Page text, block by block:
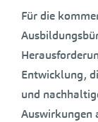
Für die
Entwicklung,
und
Auswirkungen